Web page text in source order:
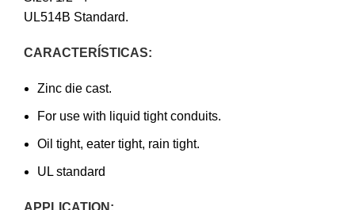
UL514B Standard.
CARACTERÍSTICAS:
Zinc die cast.
For use with liquid tight conduits.
Oil tight, eater tight, rain tight.
UL standard